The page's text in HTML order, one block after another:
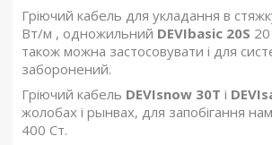
Гріючий кабель для укладання в
Вт/м , одножильний DEVIbasic 20S
також можна застосовувати і для
заборонений.
Гріючий кабель DEVIsnow 30Т і
жолобах і рынвах, для запобігання
400 Ст.